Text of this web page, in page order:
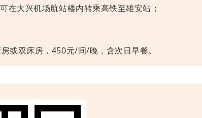
在大兴机场航站楼内转乘高铁至雄安站；
或双床房，450元/间/晚，含次日早餐。